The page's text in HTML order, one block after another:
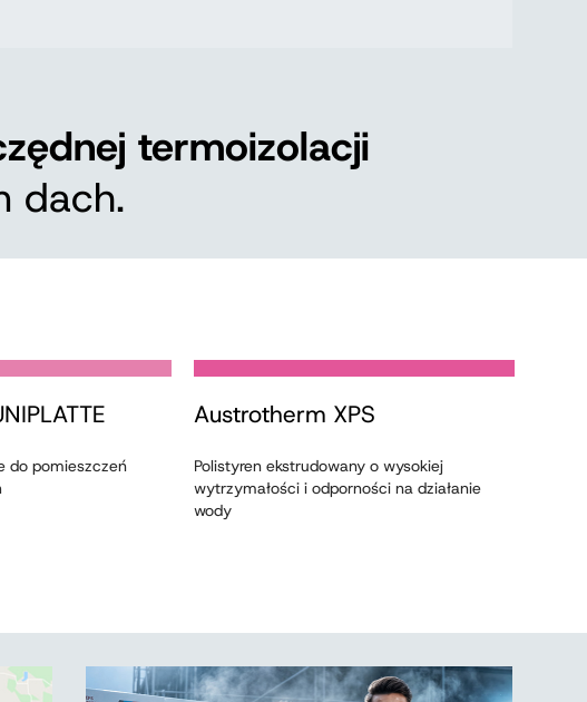
termoizolacji
dach.
do pomieszczeń
Austrotherm XPS
Polistyren ekstrudowany o wysokiej
wytrzymałości i odporności na działanie
wody